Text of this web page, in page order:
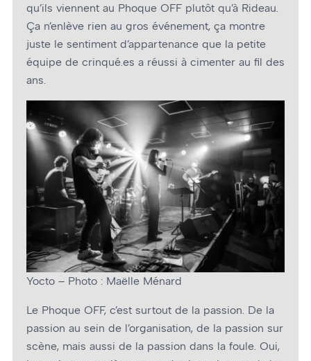
qu’ils viennent au Phoque OFF plutôt qu’à Rideau.
Ça n’enlève rien au gros événement, ça montre
juste le sentiment d’appartenance que la petite
équipe de crinqué.es a réussi à cimenter au fil des
ans.
Yocto – Photo : Maëlle Ménard
Le Phoque OFF, c’est surtout de la passion. De la
passion au sein de l’organisation, de la passion sur
scène, mais aussi de la passion dans la foule. Oui,